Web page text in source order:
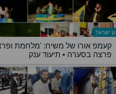
גן ישראל
קעמפ אורו של משיח: 'מלחמת
פרצה בסערה • תיעוד ענק